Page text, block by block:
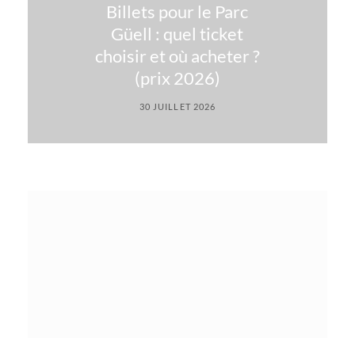
Billets pour le Parc
Güell : quel ticket
choisir et où acheter ?
(prix 2026)
30 JUILLET 2026